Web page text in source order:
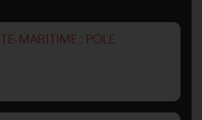
MARITIME : POLE